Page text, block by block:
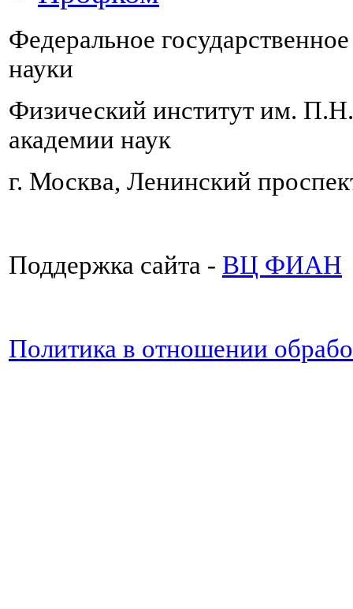
Федеральное
науки
Физический институт им.
академии наук
г. Москва, Ленинский
Поддержка сайта - ВЦ ФИАН
Политика в отношении